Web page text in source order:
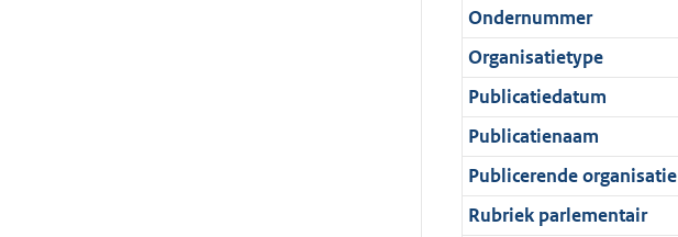
n
f
o
r
m
a
a
t
K
b
Ondernummer
Organisatietype
Publicatiedatum
Publicatienaam
Publicerende organisatie
Rubriek parlementair